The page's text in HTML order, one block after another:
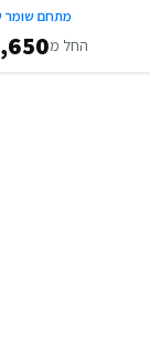
מתחם שומר
החל מ